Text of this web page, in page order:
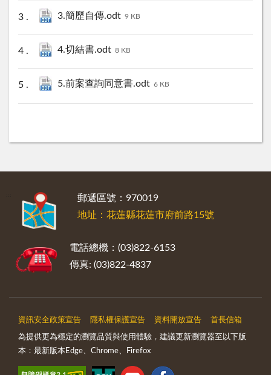
3.簡歷自傳.odt 9 KB
4.切結書.odt 8 KB
5.前案查詢同意書.odt 6 KB
郵遞區號：970019
地址：花蓮縣花蓮市府前路15號
電話總機：(03)822-6153
傳真: (03)822-4837
資訊安全政策宣告 隱私權保護宣告 資料開放宣告 首長信箱
為提供更為穩定的瀏覽品質與使用體驗，建議更新瀏覽器至以下版
本：最新版本Edge、Chrome、Firefox